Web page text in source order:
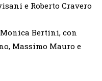
e Roberto Cravero
Bertini, con
Massimo Mauro e